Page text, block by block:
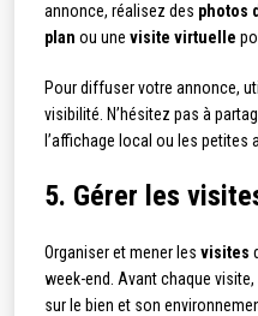
annonce, réalisez des photos
plan ou une visite virtuelle
Pour diffuser votre annonce,
visibilité. N’hésitez pas à
l’affichage local ou les
5. Gérer les
Organiser et mener les visites
week-end. Avant chaque
sur le bien et son